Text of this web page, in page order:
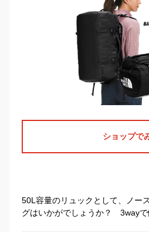
ショップで
50L容量のリュックとして、ノー
グはいかがでしょうか？ 3wayで